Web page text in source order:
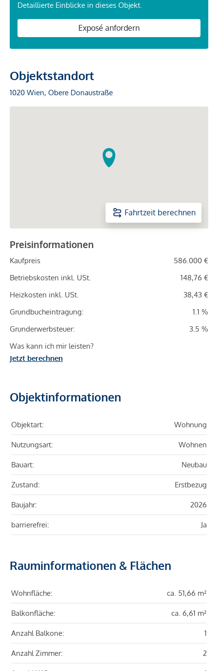
Detaillierte Einblicke in dieses Objekt.
Exposé anfordern
Objektstandort
1020 Wien, Obere Donaustraße
Fahrtzeit berechnen
Preisinformationen
Kaufpreis
586.000 €
Betriebskosten inkl. USt.
148,76 €
Heizkosten inkl. USt.
38,43 €
Grundbucheintragung:
1.1 %
Grunderwerbsteuer:
3.5 %
Was kann ich mir leisten?
Jetzt berechnen
Objektinformationen
Objektart: Wohnung
Nutzungsart: Wohnen
Bauart: Neubau
Zustand: Erstbezug
Baujahr: 2026
barrierefrei: Ja
Rauminformationen & Flächen
Wohnfläche: ca. 51,66 m²
Balkonfläche: ca. 6,61 m²
Anzahl Balkone: 1
Anzahl Zimmer: 2